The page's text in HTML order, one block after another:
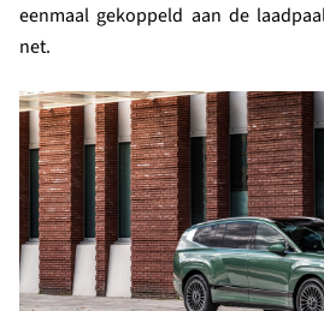
eenmaal gekoppeld aan de
net.